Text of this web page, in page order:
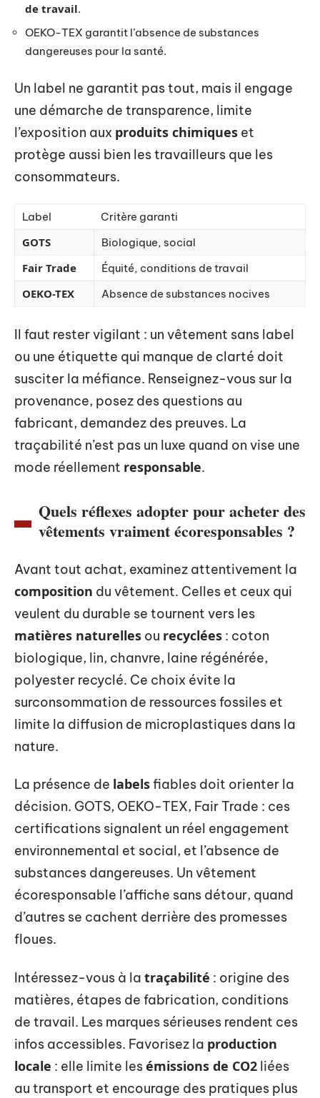
de travail.
OEKO-TEX garantit l’absence de substances
dangereuses pour la santé.
Un label ne garantit pas tout, mais il engage
une démarche de transparence, limite
l’exposition aux produits chimiques et
protège aussi bien les travailleurs que les
consommateurs.
Label Critère garanti
GOTS Biologique, social
Fair Trade Équité, conditions de travail
OEKO-TEX Absence de substances nocives
Il faut rester vigilant : un vêtement sans label
ou une étiquette qui manque de clarté doit
susciter la méfiance. Renseignez-vous sur la
provenance, posez des questions au
fabricant, demandez des preuves. La
traçabilité n’est pas un luxe quand on vise une
mode réellement responsable.
Quels réflexes adopter pour acheter des
vêtements vraiment écoresponsables ?
Avant tout achat, examinez attentivement la
composition du vêtement. Celles et ceux qui
veulent du durable se tournent vers les
matières naturelles ou recyclées : coton
biologique, lin, chanvre, laine régénérée,
polyester recyclé. Ce choix évite la
surconsommation de ressources fossiles et
limite la diffusion de microplastiques dans la
nature.
La présence de labelsfiables doit orienter la
décision. GOTS, OEKO-TEX, Fair Trade : ces
certifications signalent un réel engagement
environnemental et social, et l’absence de
substances dangereuses. Un vêtement
écoresponsable l’affiche sans détour, quand
d’autres se cachent derrière des promesses
floues.
Intéressez-vous à la traçabilité : origine des
matières, étapes de fabrication, conditions
de travail. Les marques sérieuses rendent ces
infos accessibles. Favorisez la production
locale : elle limite lesémissions de CO2 liées
au transport et encourage des pratiques plus